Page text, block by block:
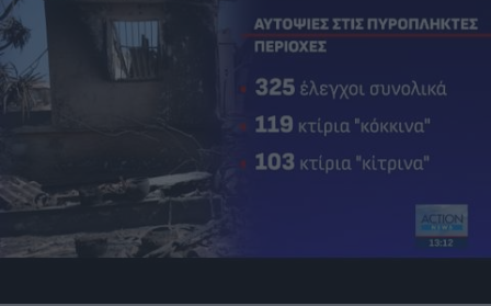
Και οι μαϊμούδες έχουν κατοικίδια! Οι
επιστήμονες ρίχνουν φως στις "φιλίες" μεταξύ